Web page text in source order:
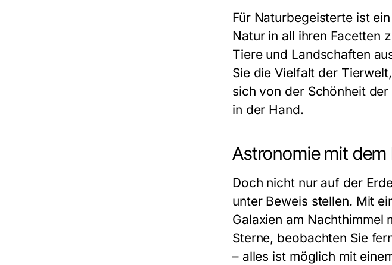
Für Naturbegeisterte ist
Natur in all ihren Facetten
Tiere und Landschaften
Sie die Vielfalt der
sich von der Schönheit
in der Hand.
Astronomie mit dem
Doch nicht nur auf der
unter Beweis stellen. Mit
Galaxien am Nachthimmel
Sterne, beobachten Sie
– alles ist möglich mit